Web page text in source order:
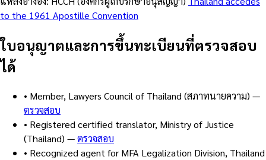
to the 1961 Apostille Convention
ใบอนุญาตและการขึ้นทะเบียนที่ตรวจสอบ
ได้
• Member, Lawyers Council of Thailand (สภาทนายความ) —
ตรวจสอบ
• Registered certified translator, Ministry of Justice
(Thailand) —ตรวจสอบ
• Recognized agent for MFA Legalization Division, Thailand